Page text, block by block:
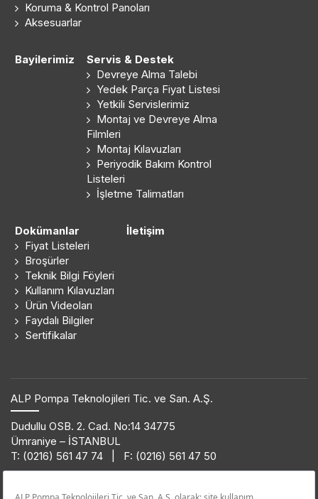
Koruma & Kontrol Panoları
Aksesuarlar
Bayilerimiz
Servis & Destek
Devreye Alma Talebi
Yedek Parça Fiyat Listesi
Yetkili Servislerimiz
Montaj ve Devreye Alma
Filmleri
Montaj Kılavuzları
Periyodik Bakım Kontrol
Listeleri
İşletme Talimatları
Dokümanlar
Fiyat Listeleri
Broşürler
Teknik Bilgi Föyleri
Kullanım Kılavuzları
Ürün Videoları
Faydalı Bilgiler
Sertifikalar
İletişim
ALP Pompa Teknolojileri Tic. ve San. A.Ş.
Dudullu OSB. 2. Cad. No:14 34775
Ümraniye – İSTANBUL
T: (0216) 561 47 74 | F: (0216) 561 47 50